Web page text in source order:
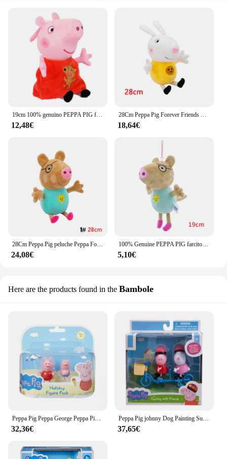
19cm 100% genuino PEPPA PIG farcito bambola morbida Peppa George Zoe Suzy jenny Emily daniel pedon bear Dinosaur bambini peluche
12,48€
28Cm Peppa Pig Forever Friends peluche più grande editazione elefante peduro Pony Suzy pecora Zoe Zebra Room bambini regalo di compleanno giocattoli
18,64€
24,08€
100% Genuine PEPPA PIG farcito bambola morbida 19cm Peppa George Zoe Suzy jenny Emily daniel pedon bear Dinosaur bambini peluche
5,10€
Here are the products found in the Bambole
32,36€ 37,65€